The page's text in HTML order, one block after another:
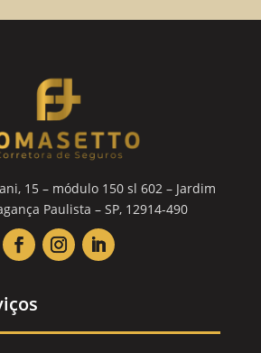
15 – módulo 150 sl 602 – Jardim
Paulista – SP, 12914-490